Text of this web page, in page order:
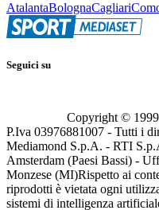
AtalantaBolognaCagliari
Seguici su
Copyright ©
P.Iva 03976881007 - Tutti i
Mediamond S.p.A. - RTI
Amsterdam (Paesi Bassi) -
Monzese (MI)Rispetto ai
riprodotti è vietata ogni
sistemi di intelligenza